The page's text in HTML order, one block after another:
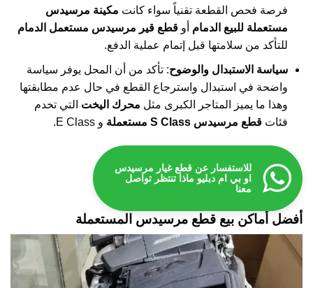
فرصة فحص القطعة تقنياً سواء كانت مكينة مرسيدس
مستعملة للبيع الدمام أو قطع قير مرسيدس مستعمل الدمام
للتأكد من سلامتها قبل إتمام عملية الدفع.
سياسة الاستبدال والوضوح: تأكد من أن المحل يوفر سياسة
واضحة في استبدال واسترجاع القطع في حال عدم مطابقتها
وهذا ما يميز المتاجر الكبرى مثل محرك اليخت التي تخدم
فئات قطع مرسيدس S Class مستعملة و E Class.
للاستفسار عن قطع غيار مرسيدس
او بي ام دبليو ماذا تنتظر تواصل
معنا
أفضل أماكن بيع قطع مرسيدس المستعملة